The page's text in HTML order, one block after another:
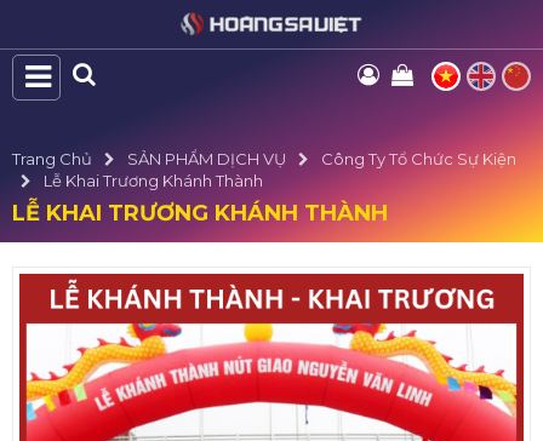
Trang Chủ SẢN PHẨM DỊCH VỤ
Công Ty Tổ Chức Sự Kiện
Lễ Khai Trương Khánh Thành
LỄ KHAI TRƯƠNG KHÁNH THÀNH